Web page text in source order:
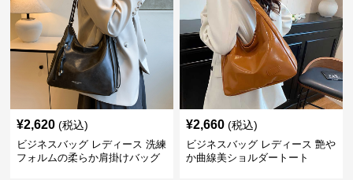
¥2,620 (税込)
ビジネスバッグ レディース 洗練
フォルムの柔らか肩掛けバッグ
¥2,660 (税込)
ビジネスバッグ レディース 艶や
か曲線美ショルダートート